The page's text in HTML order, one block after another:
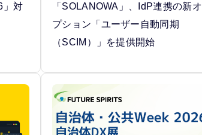
」対
「SOLANOWA」、IdP連携の新オ
プション「ユーザー自動同期
（SCIM）」を提供開始